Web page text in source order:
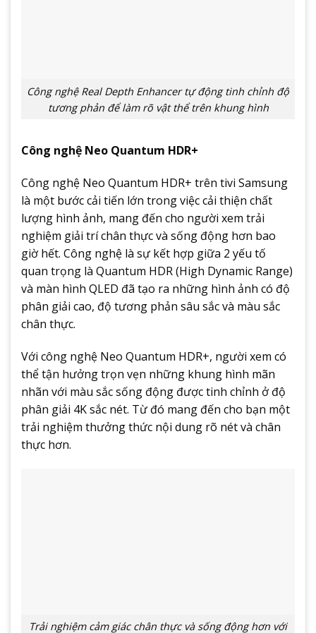
Công nghệ Real Depth Enhancer tự động tinh chỉnh độ
tương phản để làm rõ vật thể trên khung hình
Công nghệ Neo Quantum HDR+
Công nghệ Neo Quantum HDR+ trên tivi Samsung
là một bước cải tiến lớn trong việc cải thiện chất
lượng hình ảnh, mang đến cho người xem trải
nghiệm giải trí chân thực và sống động hơn bao
giờ hết. Công nghệ là sự kết hợp giữa 2 yếu tố
quan trọng là Quantum HDR (High Dynamic Range)
và màn hình QLED đã tạo ra những hình ảnh có độ
phân giải cao, độ tương phản sâu sắc và màu sắc
chân thực.
Với công nghệ Neo Quantum HDR+, người xem có
thể tận hưởng trọn vẹn những khung hình mãn
nhãn với màu sắc sống động được tinh chỉnh ở độ
phân giải 4K sắc nét. Từ đó mang đến cho bạn một
trải nghiệm thưởng thức nội dung rõ nét và chân
thực hơn.
Trải nghiệm cảm giác chân thực và sống động hơn với